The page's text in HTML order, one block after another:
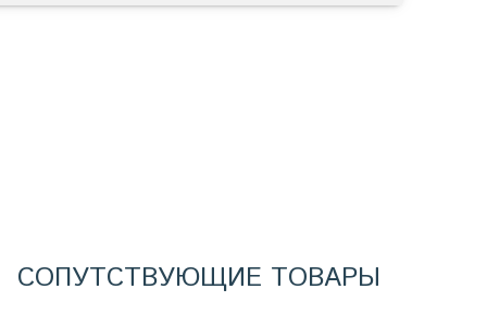
СОПУТСТВУЮЩИЕ ТОВАРЫ